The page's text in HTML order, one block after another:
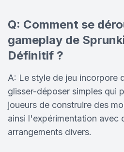
Q: Comment se
gameplay de
Définitif ?
A: Le style de jeu incorpore
glisser-déposer simples qui
joueurs de construire des
ainsi l'expérimentation avec
arrangements divers.